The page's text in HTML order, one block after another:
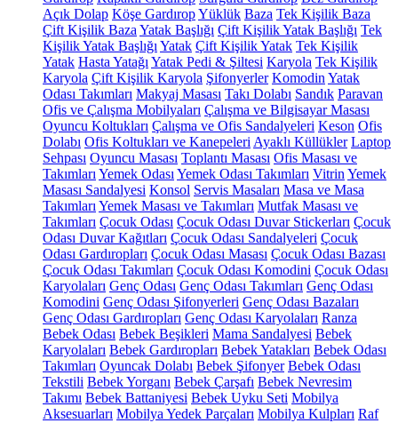
Açık Dolap Köşe GardıropYüklük Baza Tek Kişilik Baza
Çift Kişilik Baza Yatak Başlığı Çift Kişilik Yatak Başlığı Tek
Kişilik Yatak Başlığı Yatak Çift Kişilik Yatak Tek Kişilik
Yatak Hasta Yatağı Yatak Pedi & Şiltesi Karyola Tek Kişilik
Karyola Çift Kişilik Karyola Şifonyerler Komodin Yatak
Odası Takımları Makyaj Masası Takı Dolabı Sandık Paravan
Ofis ve Çalışma Mobilyaları Çalışma ve Bilgisayar Masası
Oyuncu Koltukları Çalışma ve Ofis Sandalyeleri Keson Ofis
Dolabı Ofis Koltukları ve Kanepeleri Ayaklı Küllükler Laptop
Sehpası Oyuncu Masası Toplantı Masası Ofis Masası ve
Takımları Yemek Odası Yemek Odası Takımları Vitrin Yemek
Masası Sandalyesi Konsol Servis Masaları Masa ve Masa
Takımları Yemek Masası ve Takımları Mutfak Masası ve
Takımları Çocuk Odası Çocuk Odası Duvar Stickerları Çocuk
Odası Duvar Kağıtları Çocuk Odası Sandalyeleri Çocuk
Odası Gardıropları Çocuk Odası Masası Çocuk Odası Bazası
Çocuk Odası Takımları Çocuk Odası Komodini Çocuk Odası
Karyolaları Genç Odası Genç Odası Takımları Genç Odası
Komodini Genç Odası Şifonyerleri Genç Odası Bazaları
Genç Odası Gardıropları Genç Odası Karyolaları Ranza
Bebek Odası Bebek Beşikleri Mama Sandalyesi Bebek
Karyolaları Bebek Gardıropları Bebek Yatakları Bebek Odası
Takımları Oyuncak Dolabı Bebek Şifonyer Bebek Odası
Tekstili Bebek Yorganı Bebek Çarşafı Bebek Nevresim
Takımı Bebek Battaniyesi Bebek Uyku Seti Mobilya
Aksesuarları Mobilya Yedek Parçaları Mobilya Kulpları Raf